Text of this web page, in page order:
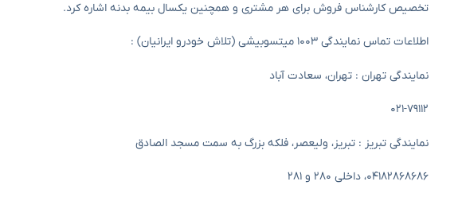
تخصیص کارشناس فروش برای هر مشتری و همچنین یکسال بیمه بدنه اشاره کرد.
اطلاعات تماس نمایندگی ۱۰۰۳ میتسوبیشی (تلاش خودرو ایرانیان) :
نمایندگی تهران : تهران، سعادت آباد
۰۲۱-۷۹۱۱۲
نمایندگی تبریز : تبریز، ولیعصر، فلکه بزرگ به سمت مسجد الصادق
۰۴۱۸۲۸۶۸۶۸۶، داخلی ۲۸۰ و ۲۸۱